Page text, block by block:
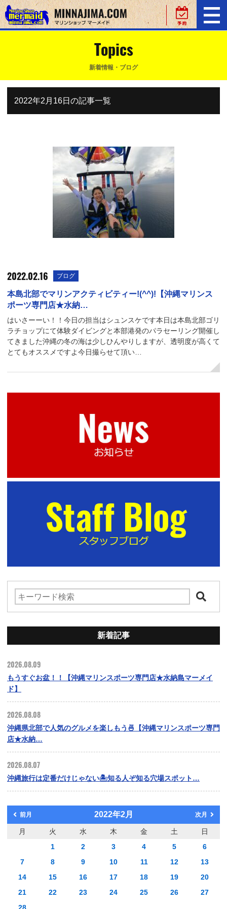
Topics
新着情報・ブログ
2022年2月16日の記事一覧
2022.02.16 ブログ
本島北部でマリンアクティビティー!(^^)!【沖縄マリンス
ポーツ専門店★水納…
はいさーーい！！今日の担当はシュンスケです本日は本島北部ゴリ
ラチョップにて体験ダイビングと本部港発のパラセーリング開催し
てきました沖縄の冬の海は少しひんやりしますが、透明度が高くて
とてもオススメですよ今日撮らせて頂い…
新着記事
2026.08.09
もうすぐお盆！！【沖縄マリンスポーツ専門店★水納島マーメイ
ド】
2026.08.08
沖縄県北部で人気のグルメを楽しもう🍜【沖縄マリンスポーツ専門
店★水納…
2026.08.07
沖縄旅行は定番だけじゃない🏝️知る人ぞ知る穴場スポット…
前月 2022年2月 次月
月 火 水 木 金 土
日
1
2 3 4 5
6
7
8 9 10 11 12
13
14
15 16 17 18 19
20
21
22 23 24 25 26
27
28